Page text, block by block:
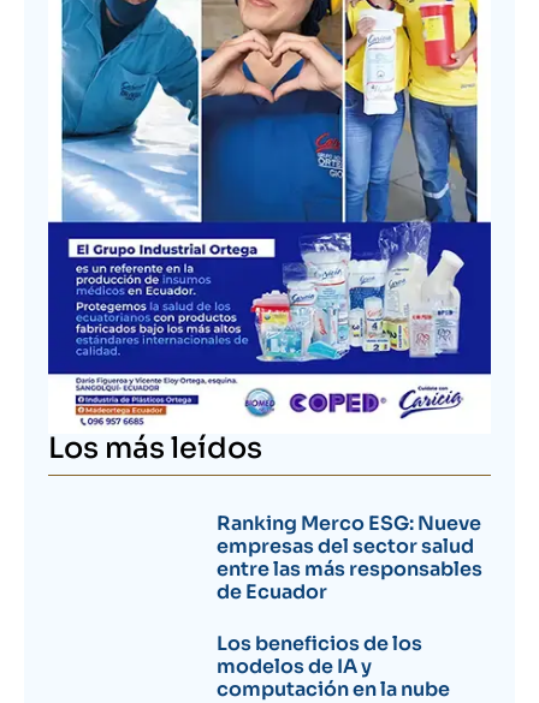
Los más leídos
Ranking Merco ESG: Nueve
empresas del sector salud
entre las más responsables
de Ecuador
Los beneficios de los
modelos de IA y
computación en la nube